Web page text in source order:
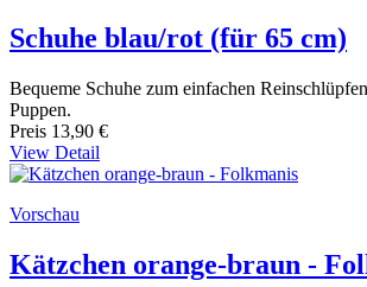
Schuhe blau/rot (für 65 cm)
Bequeme Schuhe zum einfachen
Puppen.
Preis 13,90 €
View Detail
Vorschau
Kätzchen orange-braun -